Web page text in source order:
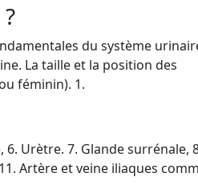
du système
La taille et la position des
féminin). 1.
6. Urètre. 7. Glande surrénale,
Artère et veine iliaques